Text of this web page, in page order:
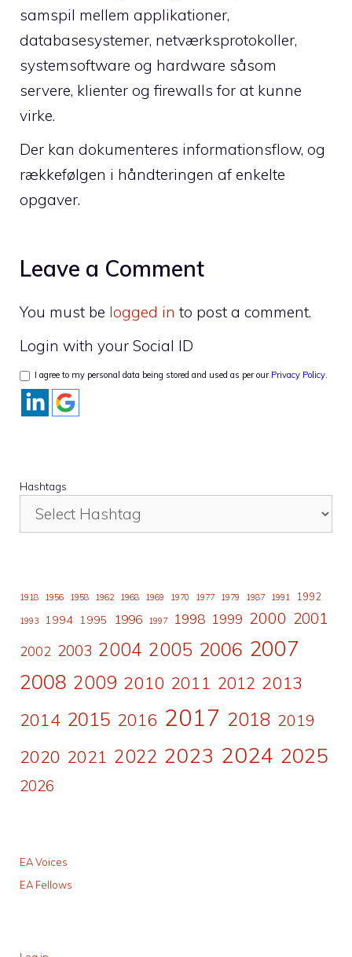
samspil mellem applikationer,
databasesystemer, netværksprotokoller,
systemsoftware og hardware såsom
servere, klienter og firewalls for at kunne
virke.
Der kan dokumenteres informationsflow, og
rækkefølgen i håndteringen af enkelte
opgaver.
Leave a Comment
You must be logged in to post a comment.
Login with your Social ID
I agree to my personal data being stored and used as per our Privacy Policy.
Hashtags
1918 1956 1958 1962 1968 1969 1970 1977 1979 1987 1991 1992
1993 1994 1995 1996 1997 1998 1999 2000 2001
2002 2003 2004 2005 2006 2007
2008 2009 2010 2011 2012 2013
2014 2015 2016 2017 2018 2019
2020 2021 2022 2023 2024 2025
2026
EA Voices
EA Fellows